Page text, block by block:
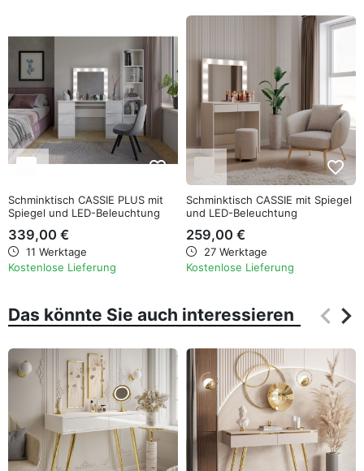
favorite_border
Schminktisch CASSIE PLUS mit
Spiegel und LED-Beleuchtung
339,00 €
11 Werktage
Kostenlose Lieferung
favorite_border
Schminktisch CASSIE mit Spiegel
und LED-Beleuchtung
259,00 €
27 Werktage
Kostenlose Lieferung
Das könnte Sie auch interessieren keyboard_arrow_left
keyboard_arrow_right